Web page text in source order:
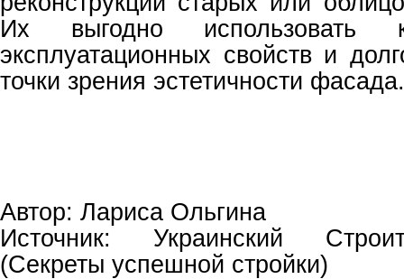
Их выгодно
эксплуатационных свойств и
точки зрения эстетичности фасада.
Автор: Лариса Ольгина
Источник: Украинский
(Секреты успешной стройки)